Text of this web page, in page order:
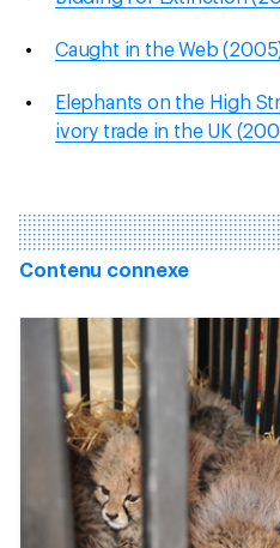
Caught in the Web
Elephants on the High
ivory trade in the UK
Contenu connexe